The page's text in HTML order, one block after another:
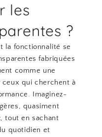
les
?
la fonctionnalité se
fabriquées
comme une
qui cherchent à
Imaginez-
quasiment
tout en sachant
quotidien et